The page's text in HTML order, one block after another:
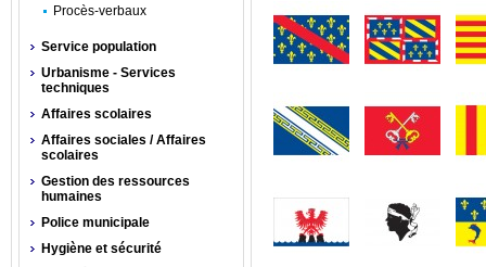
Procès-verbaux
Service population
Urbanisme - Services
techniques
Affaires scolaires
Affaires sociales / Affaires
scolaires
Gestion des ressources
humaines
Police municipale
Hygiène et sécurité